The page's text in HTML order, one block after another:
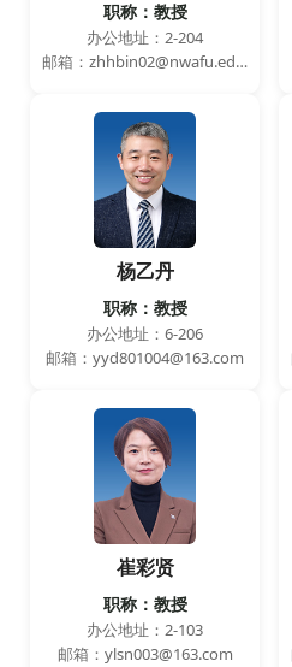
职称：教授
办公地址：2-204
邮箱：zhhbin02@nwafu.edu.cn
杨乙丹
职称：教授
办公地址：6-206
邮箱：yyd801004@163.com
崔彩贤
职称：教授
办公地址：2-103
邮箱：ylsn003@163.com